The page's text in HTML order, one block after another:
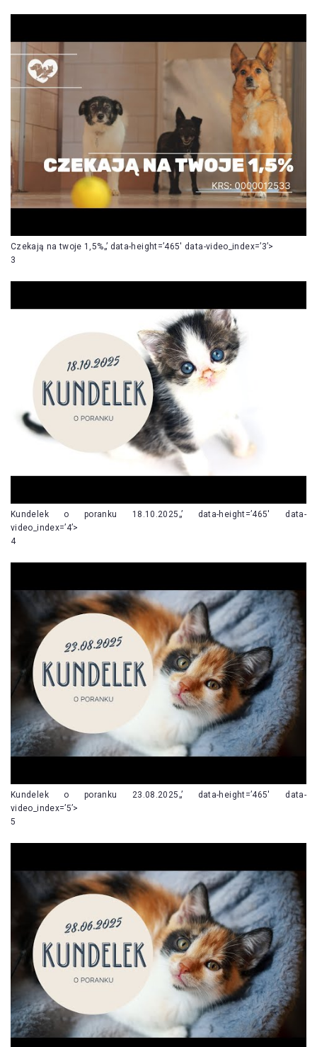
Czekają na twoje 1,5%„’ data-height=’465′ data-video_index=’3’>
3
Kundelek o poranku 18.10.2025„’ data-height=’465′ data-
video_index=’4’>
4
Kundelek o poranku 23.08.2025„’ data-height=’465′ data-
video_index=’5’>
5